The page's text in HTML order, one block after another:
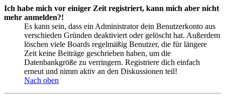
Ich habe mich vor einiger Zeit registriert, kann mich aber nicht
mehr anmelden?!
Es kann sein, dass ein Administrator dein Benutzerkonto aus
verschieden Gründen deaktiviert oder gelöscht hat. Außerdem
löschen viele Boards regelmäßig Benutzer, die für längere
Zeit keine Beiträge geschrieben haben, um die
Datenbankgröße zu verringern. Registriere dich einfach
erneut und nimm aktiv an den Diskussionen teil!
Nach oben